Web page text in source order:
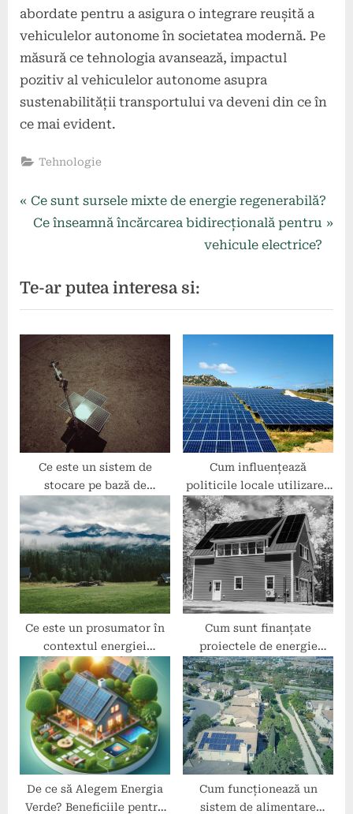
abordate pentru a asigura o integrare reușită a
vehiculelor autonome în societatea modernă. Pe
măsură ce tehnologia avansează, impactul
pozitiv al vehiculelor autonome asupra
sustenabilității transportului va deveni din ce în
ce mai evident.
Tehnologie
Navigare
P
r
i
o
u
P
o
s
t
Ce sunt sursele mixte de energie regenerabilă?
N
t
P
o
t
:
Ce înseamnă încărcarea bidirecțională pentru
vehicule electrice?
Te-ar putea interesa si:
Ce este un sistem de
stocare pe bază de
hidrogen?
Cum influențează
politicile locale utilizarea
energiei regenerabile?
Ce este un prosumator în
contextul energiei
sustenabile?
Cum sunt finanțate
proiectele de energie
regenerabilă la scară
mică?
De ce să Alegem Energia
Verde? Beneficiile pentru
Cum funcționează un
sistem de alimentare